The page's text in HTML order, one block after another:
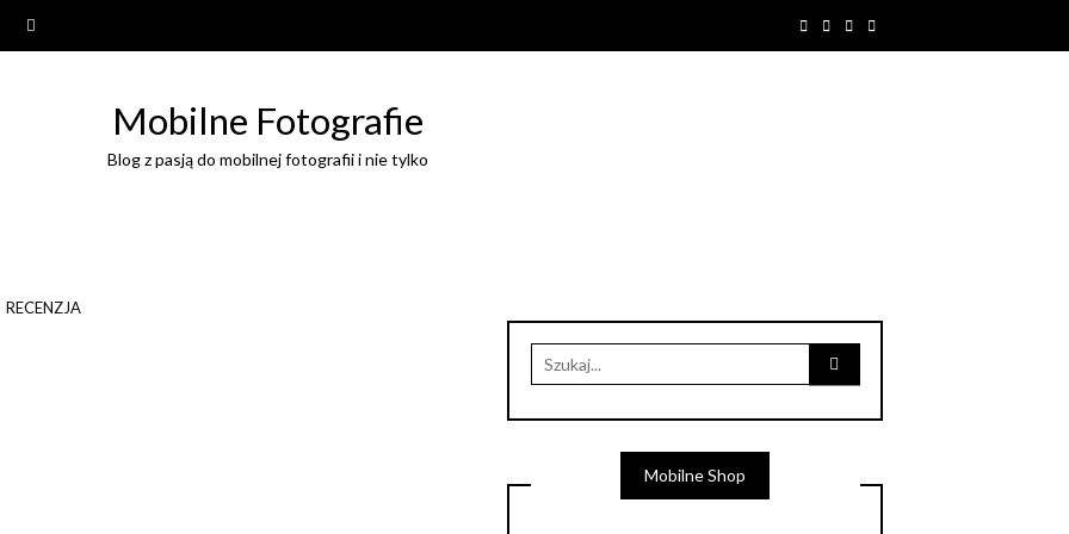
Mobilne Fotografie
Blog z pasją do mobilnej fotografii i nie tylko
RECENZJA
Mobilne Shop